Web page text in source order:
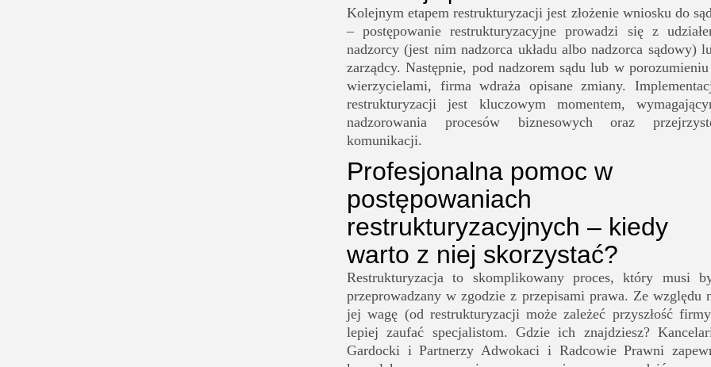
Kolejnym etapem restrukturyzacji jest złożenie wniosku do
– postępowanie restrukturyzacyjne prowadzi się z
nadzorcy (jest nim nadzorca układu albo nadzorca sądowy)
zarządcy. Następnie, pod nadzorem sądu lub w
wierzycielami, firma wdraża opisane zmiany.
restrukturyzacji jest kluczowym momentem,
nadzorowania procesów biznesowych oraz
komunikacji.
Profesjonalna pomoc w
postępowaniach
restrukturyzacyjnych – kiedy
warto z niej skorzystać?
Restrukturyzacja to skomplikowany proces, który musi
przeprowadzany w zgodzie z przepisami prawa. Ze względu
jej wagę (od restrukturyzacji może zależeć przyszłość
lepiej zaufać specjalistom. Gdzie ich znajdziesz?
Gardocki i Partnerzy Adwokaci i Radcowie Prawni